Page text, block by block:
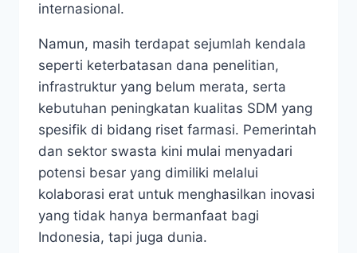
internasional.
Namun, masih terdapat sejumlah kendala
seperti keterbatasan dana penelitian,
infrastruktur yang belum merata, serta
kebutuhan peningkatan kualitas SDM yang
spesifik di bidang riset farmasi. Pemerintah
dan sektor swasta kini mulai menyadari
potensi besar yang dimiliki melalui
kolaborasi erat untuk menghasilkan inovasi
yang tidak hanya bermanfaat bagi
Indonesia, tapi juga dunia.